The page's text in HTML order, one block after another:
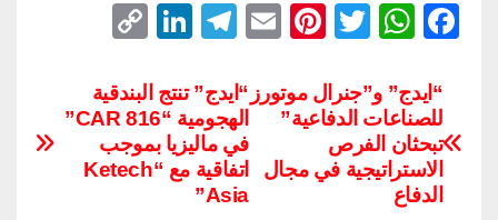
F
c
e
b
o
W
at
s
A
T
tt
er
Pi
er
e
st
E
ail
T
e
gr
a
m
Li
k
e
dI
p
y
Li
“ايدج” تنتج البندقية
الهجومية “CAR 816”
في ماليزيا بموجب
اتفاقية مع “Ketech
Asia”
“ايدج” و”جنرال موتورز
للصناعات الدفاعية”
تبحثان الفرص
الاستراتيجية في مجال
الدفاع